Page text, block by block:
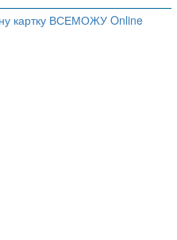
картку ВСЕМОЖУ Online